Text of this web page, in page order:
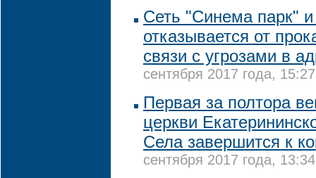
Сеть "Синема парк"
отказывается от
связи с угрозами в
сентября 2017 года, 15:27
Первая за полтора
церкви
Села завершится к
сентября 2017 года, 13:34